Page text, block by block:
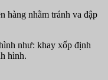
hàng nhằm tránh va đập
như: khay xốp định
hình.